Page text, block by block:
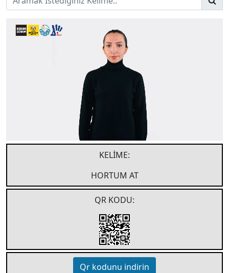
KELIME:
HORTUM AT
QR KODU:
Qr kodunu indirin